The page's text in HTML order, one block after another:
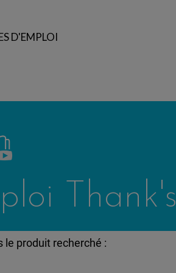
D'EMPLOI
Thank's
le produit recherché :